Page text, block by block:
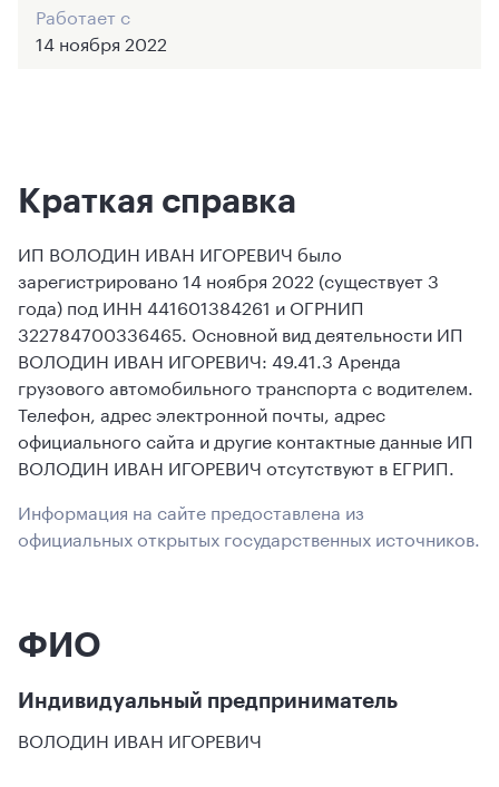
Работает с
14 ноября 2022
Краткая справка
ИП ВОЛОДИН ИВАН ИГОРЕВИЧ было
зарегистрировано 14 ноября 2022 (существует 3
года) под ИНН 441601384261 и ОГРНИП
322784700336465. Основной вид деятельности ИП
ВОЛОДИН ИВАН ИГОРЕВИЧ: 49.41.3 Аренда
грузового автомобильного транспорта с водителем.
Телефон, адрес электронной почты, адрес
официального сайта и другие контактные данные ИП
ВОЛОДИН ИВАН ИГОРЕВИЧ отсутствуют в ЕГРИП.
Информация на сайте предоставлена из
официальных открытых государственных источников.
ФИО
Индивидуальный предприниматель
ВОЛОДИН ИВАН ИГОРЕВИЧ